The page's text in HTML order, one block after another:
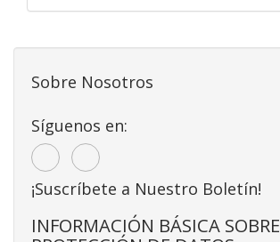
Sobre Nosotros
Síguenos en:
¡Suscríbete a Nuestro Boletín!
INFORMACIÓN BÁSICA SOBRE